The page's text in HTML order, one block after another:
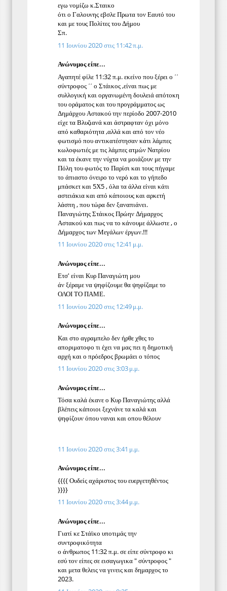
εγω νομίζω κ.Σταικο
ότι ο Γαλουνης εβσλε Πρωτα τον Εαυτό του
και με τους Πολίτες του Δήμου
Σπ.
11 Ιουνίου 2020 στις 11:42 π.μ.
Ανώνυμος είπε...
Αγαπητέ φίλε 11:32 π.μ. εκείνο που ξέρει ο ΄΄
σύντροφος ΄΄ ο Στάικος ,είναι πως με
συλλογική και οργανωμένη δουλειά απότοκη
του οράματος και του προγράμματος ως
Δημάρχου Αστακού την περίοδο 2007-2010
είχε τα Βλυζιανά και άστραφταν όχι μόνο
από καθαριότητα ,αλλά και από τον νέο
φωτισμό που αντικατέστησαν κάτι λάμπες
κωλοφωτιές με τις λάμπες ατμών Νατρίου
και τα έκανε την νύχτα να μοιάζουν με την
Πόλη του φωτός το Παρίσι και τους πήγαμε
το άπιαστο όνειρο το νερό και το γήπεδο
μπάσκετ και 5Χ5 , όλα τα άλλα είναι κάτι
αστειάκια και από κάποιους και αρκετή
λάσπη , που τώρα δεν ξαναπιάνει.
Παναγιώτης Στάικος Πρώην Δήμαρχος
Αστακού και πως να το κάνουμε άλλωστε , ο
Δήμαρχος των Μεγάλων έργων.!!!
11 Ιουνίου 2020 στις 12:41 μ.μ.
Ανώνυμος είπε...
Ετσ' είναι Κυρ Παναγιώτη μου
άν ξέραμε να ψηφίζουμε θα ψηφίζαμε το
ΟΛΟΙ ΤΟ ΠΑΜΕ.
11 Ιουνίου 2020 στις 12:49 μ.μ.
Ανώνυμος είπε...
Και στο αγραμπελο δεν ήρθε χθες το
αποριματοφο τι έχει να μας πει η δημοτική
αρχή και ο πρόεδρος βρωμάει ο τόπος
11 Ιουνίου 2020 στις 3:03 μ.μ.
Ανώνυμος είπε...
Τόσα καλά έκανε ο Κυρ Παναγιώτης αλλά
βλέπεις κάποιοι ξεχνάνε τα καλά και
ψηφίζουν όπου ναναι και οπου θέλουν
11 Ιουνίου 2020 στις 3:41 μ.μ.
Ανώνυμος είπε...
{{{{ Ουδείς αχάριστος του ευεργετηθέντος
}}}}
11 Ιουνίου 2020 στις 3:44 μ.μ.
Ανώνυμος είπε...
Γιατί κε Στάϊκο υποτιμάς την
συντροφικότητα
ο άνθρωπος 11:32 π.μ. σε είπε σύντροφο κι
εσύ τον είπες σε εισαγωγικα " σύντροφος "
και μετα θελεις να γινεις και δημαρχος το
2023.